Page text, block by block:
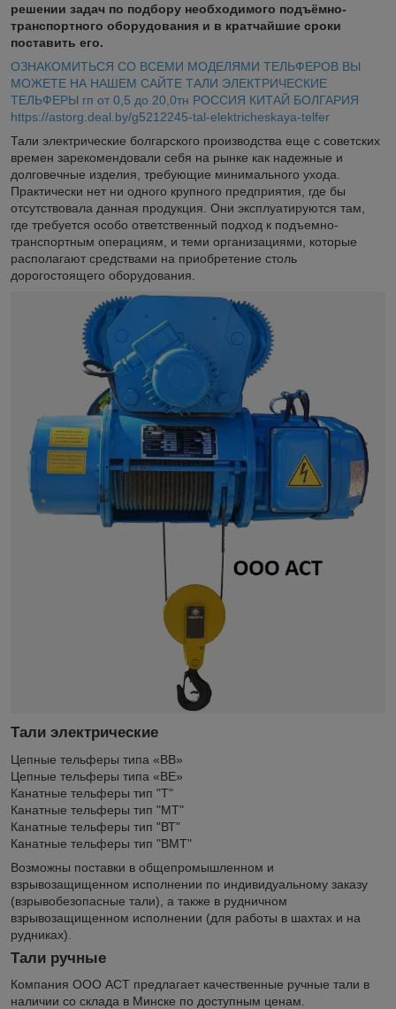
решении задач по подбору необходимого подъёмно-
транспортного оборудования и в кратчайшие сроки
поставить его.
ОЗНАКОМИТЬСЯ СО ВСЕМИ МОДЕЛЯМИ ТЕЛЬФЕРОВ ВЫ
МОЖЕТЕ НА НАШЕМ САЙТЕ ТАЛИ ЭЛЕКТРИЧЕСКИЕ
ТЕЛЬФЕРЫ гп от 0,5 до 20,0тн РОССИЯ КИТАЙ БОЛГАРИЯ
https://astorg.deal.by/g5212245-tal-elektricheskaya-telfer
Тали электрические болгарского производства еще с советских
времен зарекомендовали себя на рынке как надежные и
долговечные изделия, требующие минимального ухода.
Практически нет ни одного крупного предприятия, где бы
отсутствовала данная продукция. Они эксплуатируются там,
где требуется особо ответственный подход к подъемно-
транспортным операциям, и теми организациями, которые
располагают средствами на приобретение столь
дорогостоящего оборудования.
Тали электрические
Цепные тельферы типа «ВВ»
Цепные тельферы типа «ВE»
Канатные тельферы тип "Т"
Канатные тельферы тип "МТ"
Канатные тельферы тип "ВТ"
Канатные тельферы тип "ВМТ"
Возможны поставки в общепромышленном и
взрывозащищенном исполнении по индивидуальному заказу
(взрывобезопасные тали), а также в рудничном
взрывозащищенном исполнении (для работы в шахтах и на
рудниках).
Тали ручные
Компания ООО АСТ предлагает качественные ручные тали в
наличии со склада в Минске по доступным ценам.